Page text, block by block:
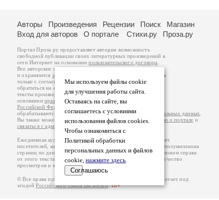
Мы используем файлы cookie
для улучшения работы сайта.
Оставаясь на сайте, вы
соглашаетесь с условиями
использования файлов cookies.
Чтобы ознакомиться с
Политикой обработки
персональных данных и файлов
cookie, нажмите здесь.
Соглашаюсь
Авторы Произведения Рецензии Поиск
Магазин
Вход для авторов
О портале Стихи.ру Проза.ру
Портал Проза.ру предоставляет авторам возможность
свободной публикации своих литературных произведений в
сети Интернет на основаниипользовательского договора
Все авторские права на произведения принадлежат авторам
и охраняются законом
. Перепечатка произведений возможна
только с согласия его автора, к которому вы можете
обратиться на его авторской странице. Ответственность за
тексты произведений авторы несут самостоятельно на
основанииправил публикацииизаконодательства
Российской Федерации
обрабатываются на основанииПолитики обработки персональных данных
Вы также можете посмотреть более подробнуюинформацию о портале и
связаться с администрацией
Ежедневная аудитория портала Проза.ру – порядка 100 тысяч
посетителей, которые в общей сумме просматривают более полумиллиона
страниц по данным счетчика посещаемости, который расположен справа
от этого текста. В каждой графе указано по две цифры: количество
просмотров и количество посетителей.
© Все права принадлежат авторам, 2000-2026. Портал работает под
эгидойРоссийского союза писателей.18+